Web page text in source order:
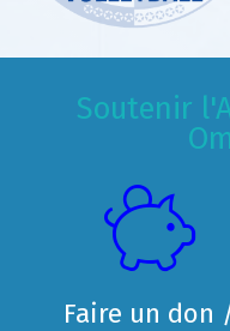
Soutenir
Faire un don